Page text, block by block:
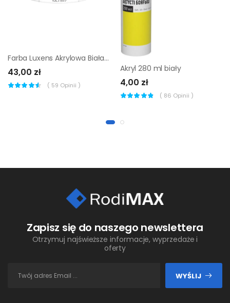
Farba Luxens Akrylowa Biała 10 l
43,00 zł
( 59 Opinii )
Akryl 280 ml biały
4,00 zł
( 86 Opinii )
Zapisz się do naszego newslettera
Otrzymuj najświeższe informacje, wyprzedaże i
oferty
WYŚLIJ